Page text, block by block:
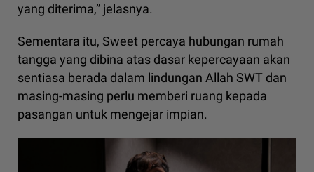
yang diterima,” jelasnya.
Sementara itu, Sweet percaya hubungan rumah
tangga yang dibina atas dasar kepercayaan akan
sentiasa berada dalam lindungan Allah SWT dan
masing-masing perlu memberi ruang kepada
pasangan untuk mengejar impian.